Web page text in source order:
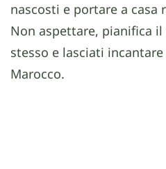
nascosti e portare a
Non aspettare, pianifica
stesso e lasciati
Marocco.